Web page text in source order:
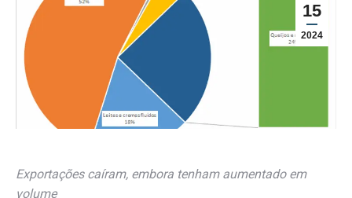
15
2024
Exportações caíram, embora tenham aumentado em
volume